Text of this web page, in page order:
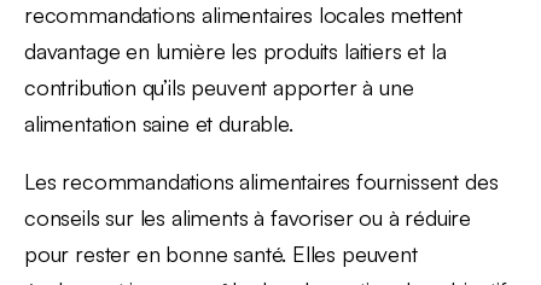
recommandations alimentaires locales mettent
davantage en lumière les produits laitiers et la
contribution qu’ils peuvent apporter à une
alimentation saine et durable.
Les recommandations alimentaires fournissent des
conseils sur les aliments à favoriser ou à réduire
pour rester en bonne santé. Elles peuvent